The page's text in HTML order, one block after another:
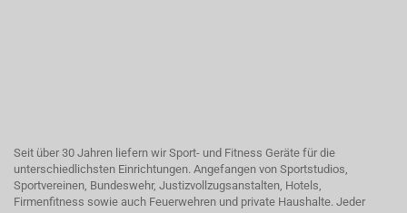
Seit über 30 Jahren liefern wir Sport- und Fitness Geräte für die
unterschiedlichsten Einrichtungen. Angefangen von Sportstudios,
Sportvereinen, Bundeswehr, Justizvollzugsanstalten, Hotels,
Firmenfitness sowie auch Feuerwehren und private Haushalte. Jeder